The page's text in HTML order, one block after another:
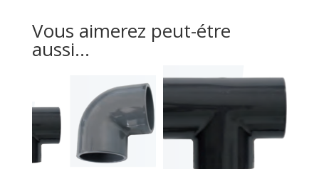
Vous aimerez peut-étre
aussi...